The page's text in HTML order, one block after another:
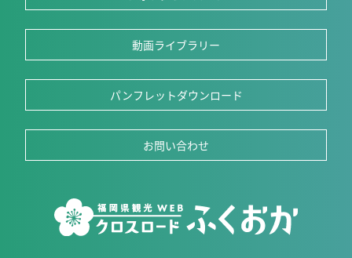
動画ライブラリー
パンフレットダウンロード
お問い合わせ